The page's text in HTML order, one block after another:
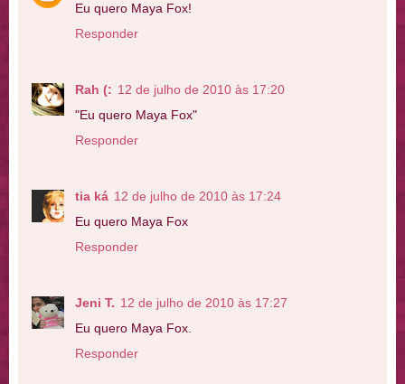
Eu quero Maya Fox!
Responder
Rah (: 12 de julho de 2010 às 17:20
"Eu quero Maya Fox"
Responder
tia ká 12 de julho de 2010 às 17:24
Eu quero Maya Fox
Responder
Jeni T. 12 de julho de 2010 às 17:27
Eu quero Maya Fox.
Responder